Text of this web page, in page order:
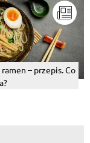
– przepis. Co